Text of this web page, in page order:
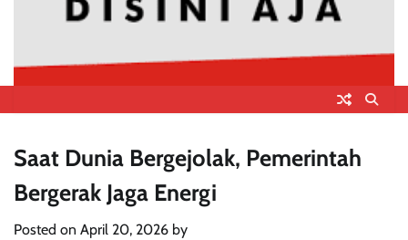
Saat Dunia Bergejolak, Pemerintah
Bergerak Jaga Energi
Posted on April 20, 2026 by